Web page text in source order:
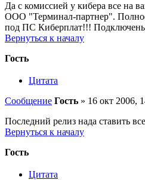
Да с комиссией у кибера все на
ООО "Терминал-партнер".
под ПС Киберплат!!!
Вернуться к началу
Гость
Цитата
Сообщение Гость » 16 окт 2006,
Последний релиз нада ставить
Вернуться к началу
Гость
Цитата